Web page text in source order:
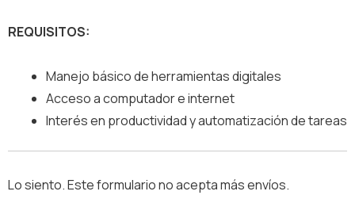
REQUISITOS:
Manejo básico de herramientas digitales
Acceso a computador e internet
Interés en productividad y automatización de tareas
Lo siento. Este formulario no acepta más envíos.